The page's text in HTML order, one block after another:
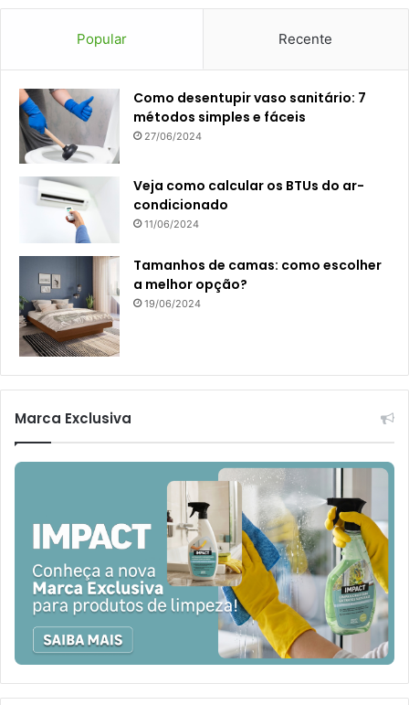
Popular Recente
Como desentupir vaso sanitário: 7
métodos simples e fáceis
27/06/2024
Veja como calcular os BTUs do ar-
condicionado
11/06/2024
Tamanhos de camas: como escolher
a melhor opção?
19/06/2024
Marca Exclusiva